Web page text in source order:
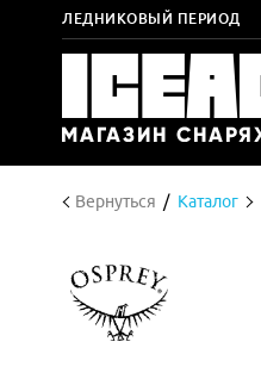
ЛЕДНИКОВЫЙ ПЕРИОД
Вернуться Каталог